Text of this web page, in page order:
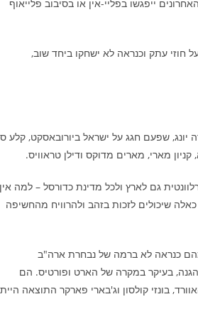
ייפגשו בפליי-אין או בסיבוב פלייאוף
עתק וכנראה לא ישחקו ביחד שוב,
יונג, שפעם חגג על ישראל ביורובאסקט, קלע
לזה, והם סיימו במאזן 5:2. כאן עולה השאלה, שרלוונטית גם לארץ ולכל מדינת כדורסל – למה אין
שיכולים לזכות בזהב ולהרוויח מהחשיפה
מהם כנראה לא ברמה של נבחרת ארה"ב
בעיקר במקרה של הארט ופורטיס. הם
בונזי קולסון וג'בארי פארקר התוצאה